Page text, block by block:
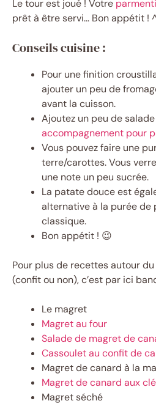
Le tour est joué ! Votre
prêt à être servi… Bon appétit !
Conseils cuisine :
Pour une finition
ajouter un peu de
avant la cuisson.
Ajoutez un peu de
accompagnement pour
Vous pouvez faire une
terre/carottes. Vous
une note un peu sucrée.
La patate douce est
alternative à la purée de
classique.
Bon appétit ! 😉
Pour plus de recettes autour
(confit ou non), c’est par ici
Le magret
Magret au four
Salade de magret de
Cassoulet au confit de
Magret de canard à la
Magret de canard aux
Magret séché